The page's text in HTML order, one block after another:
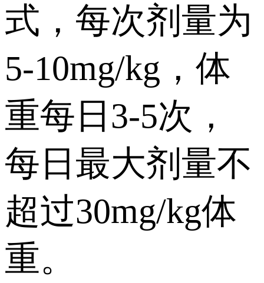
式，每次剂量为
5-10mg/kg，体
重每日3-5次，
每日最大剂量不
超过30mg/kg体
重。